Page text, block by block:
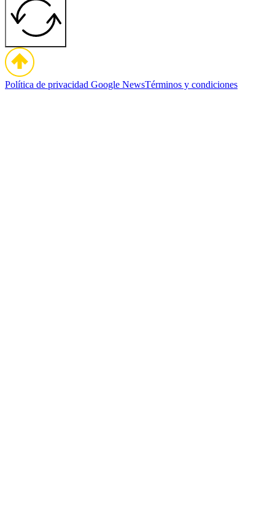
Política de privacidad Google NewsTérminos y condiciones